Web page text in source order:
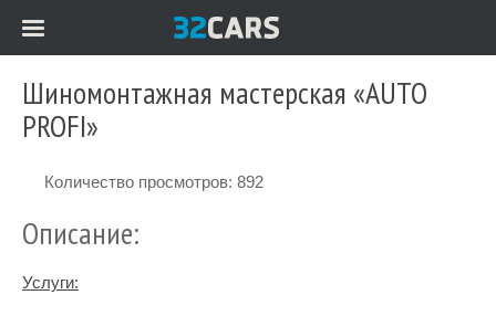
Шиномонтажная мастерская «AUTO
PROFI»
Количество просмотров: 892
Описание:
Услуги: